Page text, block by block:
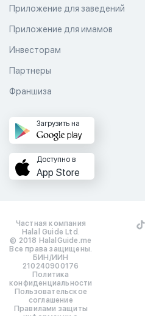
Приложение для заведений
Приложение для имамов
Инвесторам
Партнеры
Франшиза
Загрузить на
Доступно в
App Store
Частная компания
Halal Guide Ltd.
© 2018 HalalGuide.me
Все права защищены.
БИН/ИИН
210240900176
Политика
конфиденциальности
Пользовательское
соглашение
Правилами защиты